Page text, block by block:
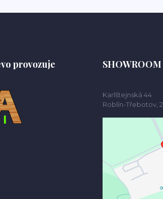
provozuje SHOWROOM
Karlštejnská 44
Roblín-Třebotov,